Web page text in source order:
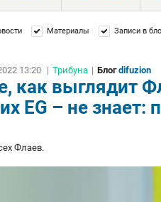
Материалы Записи в
13:20 | Трибуна | Блог difuzion
как выглядит
EG – не знает:
Флаев.